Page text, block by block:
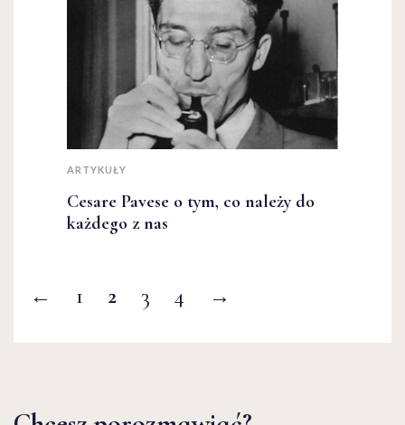
ARTYKUŁY
Cesare Pavese o tym, co należy do
każdego z nas
← 1 2 3 4 →